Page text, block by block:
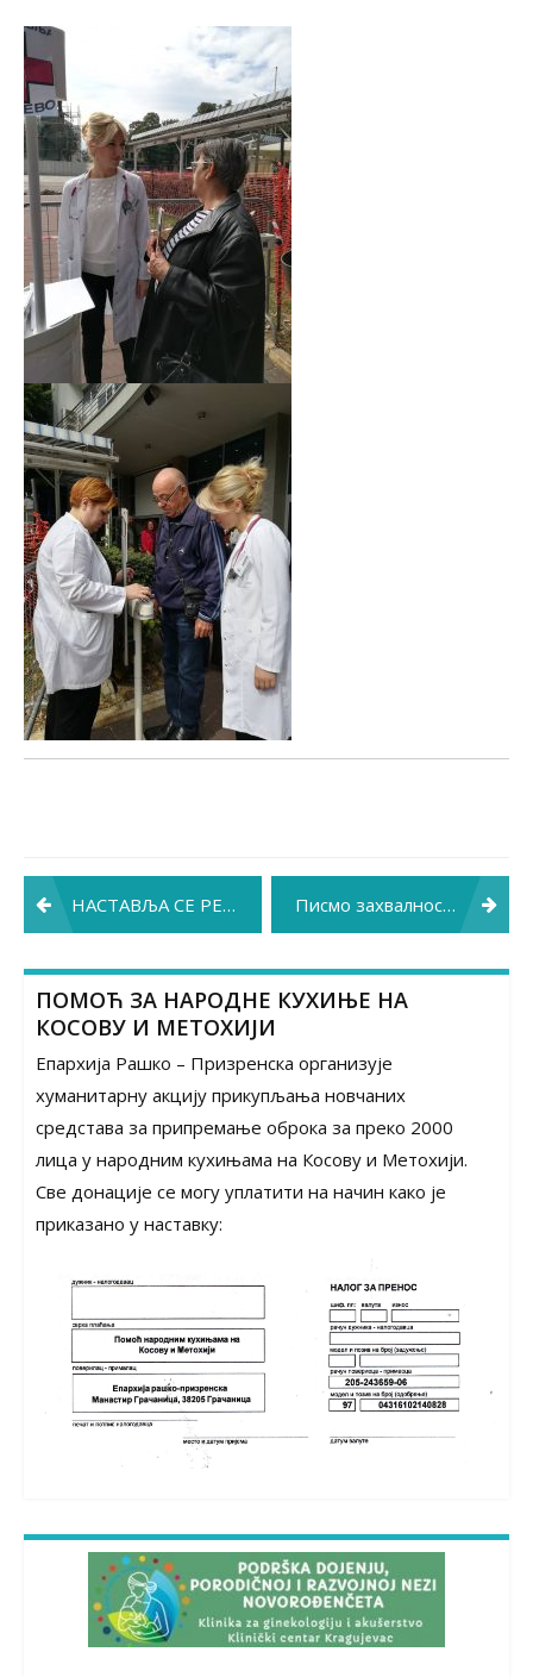
Post
navigation
НАСТАВЉА СЕ РЕНОВИРАЊЕ ОДЕЉЕЊА Писмо захвалности пацијента
ПОМОЋ ЗА НАРОДНЕ КУХИЊЕ НА
КОСОВУ И МЕТОХИЈИ
Епархија Рашко – Призренска организује
хуманитарну акцију прикупљања новчаних
средстава за припремање оброка за преко 2000
лица у народним кухињама на Косову и Метохији.
Све донације се могу уплатити на начин како је
приказано у наставку: